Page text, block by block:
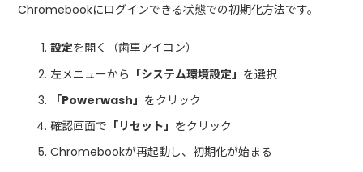
Chromebookにログインできる状態での初期化方法です。
設定を開く（歯車アイコン）
左メニューから 「システム環境設定」 を選択
「Powerwash」 をクリック
確認画面で 「リセット」 をクリック
Chromebookが再起動し、初期化が始まる